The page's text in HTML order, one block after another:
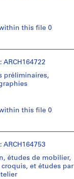
this file 0
préliminaires,
this file 0
études de mobilier,
et études par